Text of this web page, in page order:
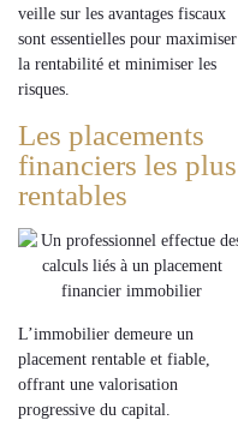
veille sur les avantages fiscaux
sont essentielles pour maximiser
la rentabilité et minimiser les
risques.
Les placements
financiers les plus
rentables
L’immobilier demeure un
placement rentable et fiable
offrant une valorisation
progressive du capital.